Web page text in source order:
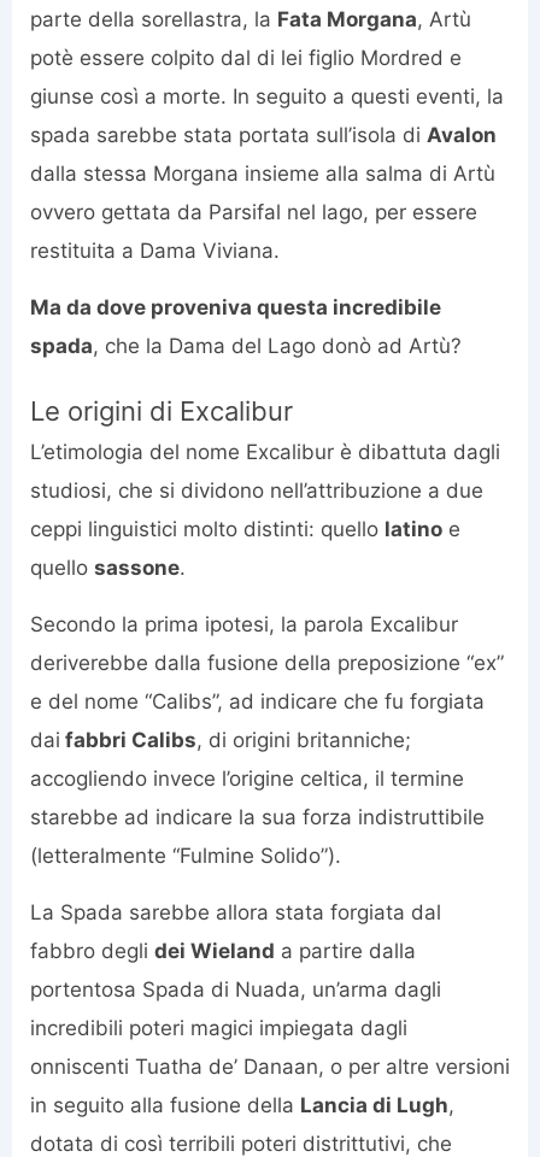
parte della sorellastra, la Fata Morgana, Artù
potè essere colpito dal di lei figlio Mordred e
giunse così a morte. In seguito a questi eventi, la
spada sarebbe stata portata sull’isola di Avalon
dalla stessa Morgana insieme alla salma di Artù
ovvero gettata da Parsifal nel lago, per essere
restituita a Dama Viviana.
Ma da dove proveniva questa incredibile
spada, che la Dama del Lago donò ad Artù?
Le origini di Excalibur
L’etimologia del nome Excalibur è dibattuta dagli
studiosi, che si dividono nell’attribuzione a due
ceppi linguistici molto distinti: quello latino e
quello sassone.
Secondo la prima ipotesi, la parola Excalibur
deriverebbe dalla fusione della preposizione “ex”
e del nome “Calibs”, ad indicare che fu forgiata
dai fabbri Calibs, di origini britanniche;
accogliendo invece l’origine celtica, il termine
starebbe ad indicare la sua forza indistruttibile
(letteralmente “Fulmine Solido”).
La Spada sarebbe allora stata forgiata dal
fabbro degli dei Wieland a partire dalla
portentosa Spada di Nuada, un’arma dagli
incredibili poteri magici impiegata dagli
onniscenti Tuatha de’ Danaan, o per altre versioni
in seguito alla fusione della Lancia di Lugh,
dotata di così terribili poteri distrittutivi, che